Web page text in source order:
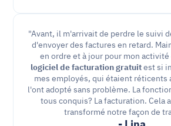
"Avant, il m'arrivait de perdre le suivi
d'envoyer des factures en retard.
logiciel de facturation gratuit est si
mes employés, qui étaient réticents
l'ont adopté sans problème. La
tous conquis? La facturation. Cela
transformé notre façon de